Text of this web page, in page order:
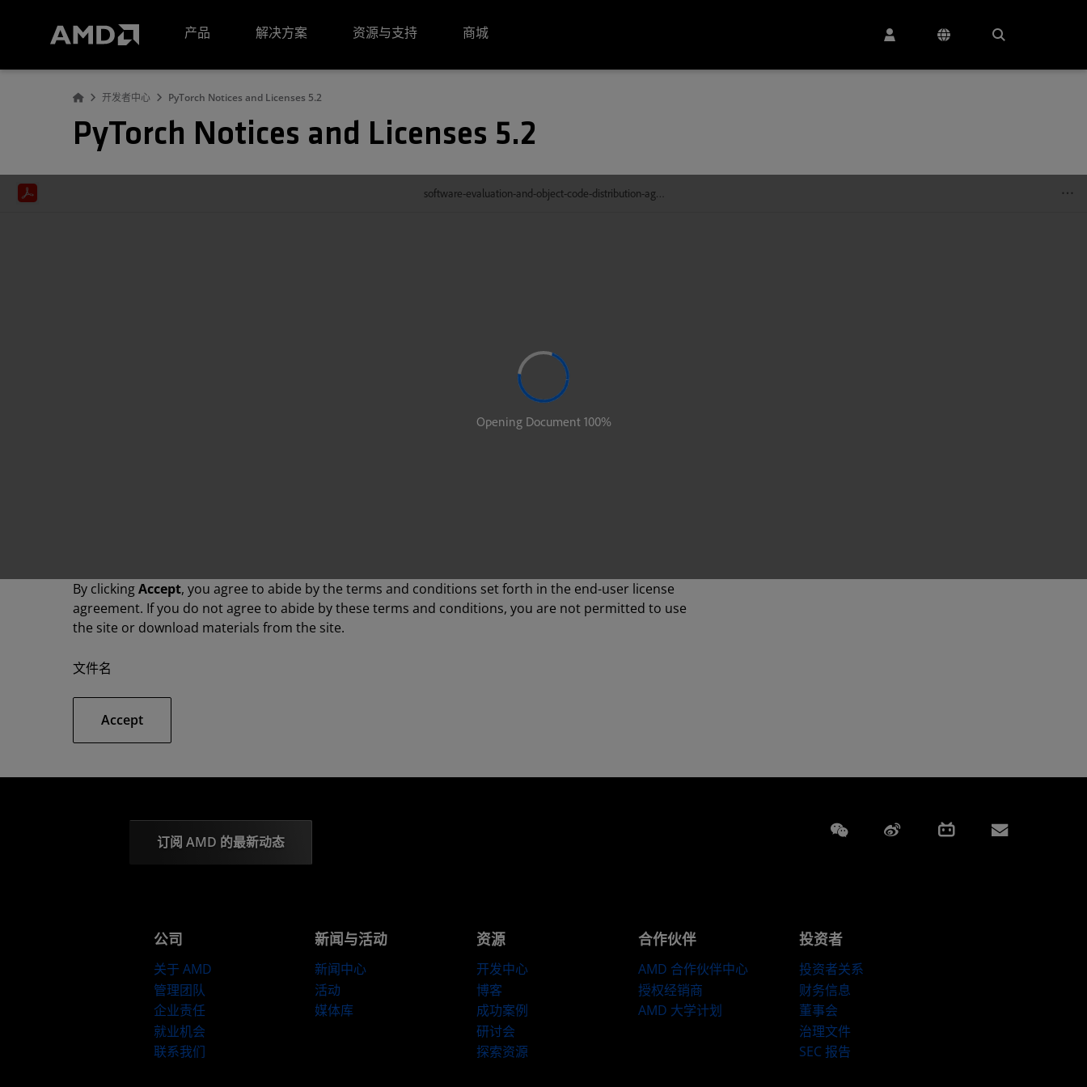
产品
解决方案 资源与支持 商城
开发者中心 PyTorch Notices and Licenses 5.2
PyTorch Notices and Licenses 5.2
By clickingAccept, you agree to abide by the terms and conditions set forth in the end-user license
agreement. If you do not agree to abide by these terms and conditions, you are not permitted to use
the site or download materials from the site.
文件名
Accept
订阅 AMD 的最新动态
Weixin Weibo Bilibili
公司
关于 AMD
管理团队
企业责任
就业机会
联系我们
新闻与活动
新闻中心
活动
媒体库
资源
开发中心
博客
成功案例
研讨会
探索资源
合作伙伴
AMD 合作伙伴中心
授权经销商
AMD 大学计划
投资者
投资者关系
财务信息
董事会
治理文件
SEC 报告